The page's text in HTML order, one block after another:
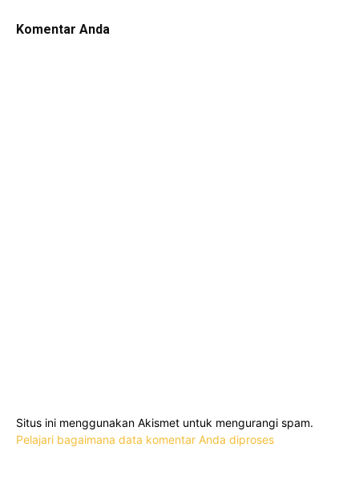
Komentar Anda
Situs ini menggunakan Akismet untuk mengurangi spam.
Pelajari bagaimana data komentar Anda diproses